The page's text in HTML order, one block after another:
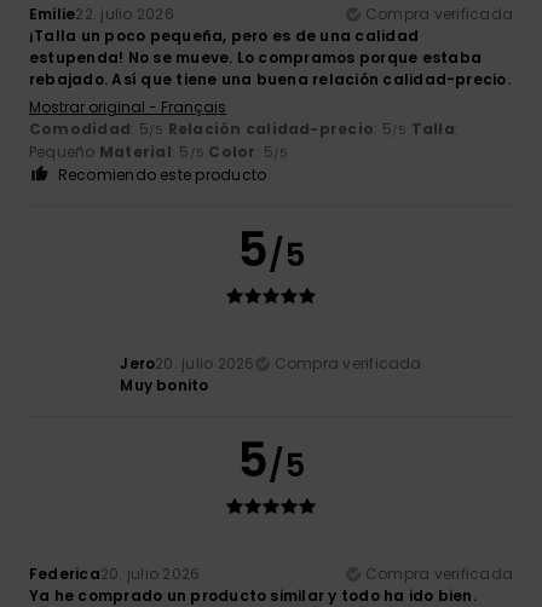
Emilie22. julio 2026
Compra verificada
¡Talla un poco pequeña, pero es de una calidad
estupenda! No se mueve. Lo compramos porque estaba
rebajado. Así que tiene una buena relación calidad-precio.
Mostrar original - Français
Comodidad: 5/5 Relación calidad-precio: 5/5 Talla:
Pequeño Material: 5 /5 Color: 5/5
Recomiendo este producto
5/5
Jero20. julio 2026
Compra verificada
Muy bonito
5/5
Federica20. julio 2026
Compra verificada
Ya he comprado un producto similar y todo ha ido bien.